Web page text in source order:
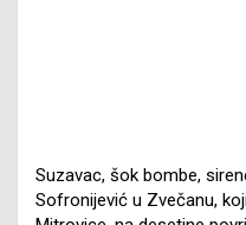
Suzavac, šok bombe,
Sofronijević u Zvečanu,